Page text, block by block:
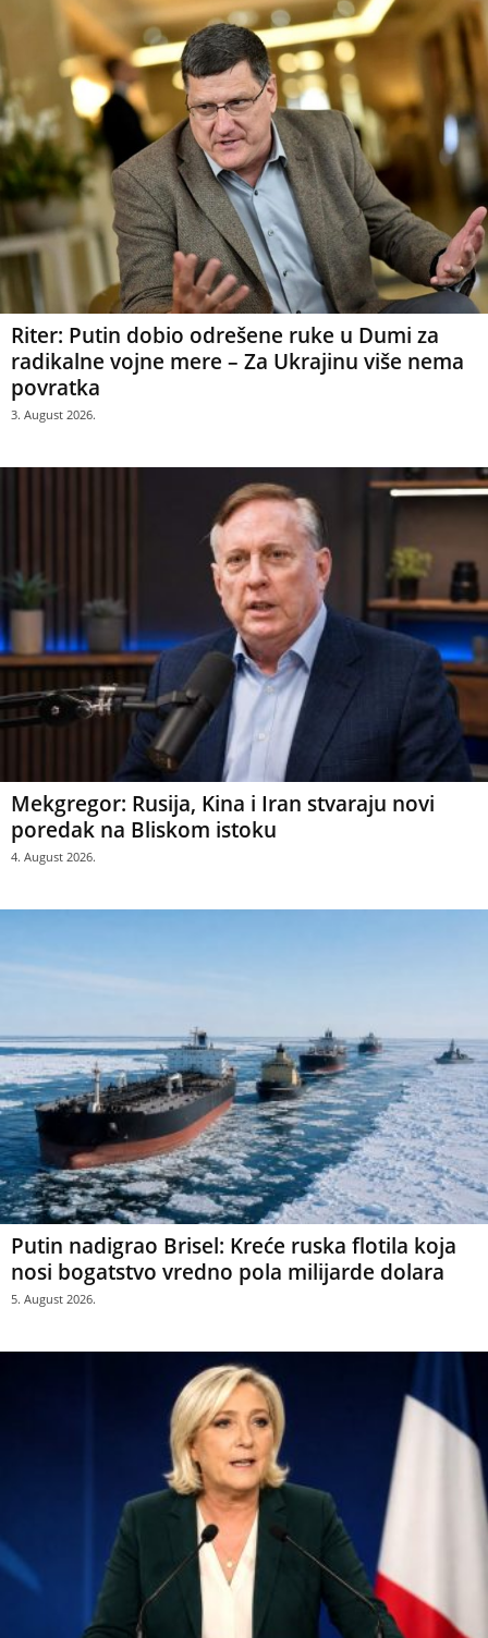
Riter: Putin dobio odrešene ruke u Dumi za
radikalne vojne mere – Za Ukrajinu više nema
povratka
3. August 2026.
Mekgregor: Rusija, Kina i Iran stvaraju novi
poredak na Bliskom istoku
4. August 2026.
Putin nadigrao Brisel: Kreće ruska flotila koja
nosi bogatstvo vredno pola milijarde dolara
5. August 2026.